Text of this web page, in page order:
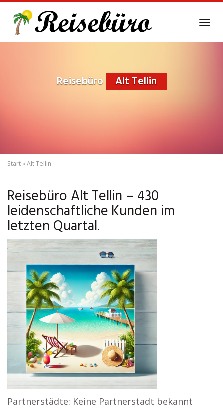
main
Reisebüro Alt Tellin
Start»Alt Tellin
Reisebüro Alt Tellin – 430
leidenschaftliche Kunden im
letzten Quartal.
Partnerstädte: Keine Partnerstadt bekannt